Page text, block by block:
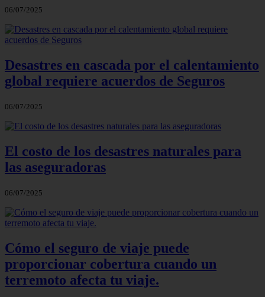
06/07/2025
Desastres en cascada por el calentamiento
global requiere acuerdos de Seguros
06/07/2025
El costo de los desastres naturales para
las aseguradoras
06/07/2025
Cómo el seguro de viaje puede
proporcionar cobertura cuando un
terremoto afecta tu viaje.